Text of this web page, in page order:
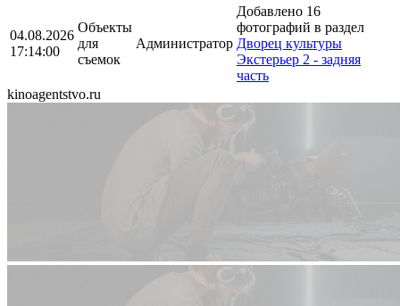
04.08.2026
17:14:00
Объекты
для
съемок
Администратор
Добавлено 16
фотографий в раздел
Дворец культуры
Экстерьер 2 - задняя
часть
kinoagentstvo.ru